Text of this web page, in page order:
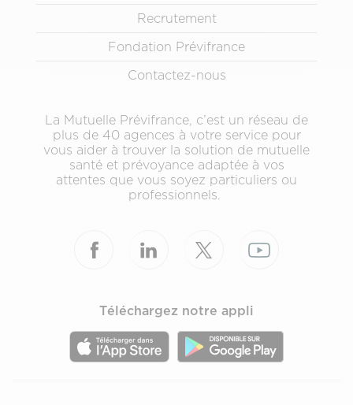
Recrutement
Fondation Prévifrance
Contactez-nous
La Mutuelle Prévifrance, c’est un réseau de
plus de 40 agences à votre service pour
vous aider à trouver la solution de mutuelle
santé et prévoyance adaptée à vos
attentes que vous soyez particuliers ou
professionnels.
Téléchargez notre appli